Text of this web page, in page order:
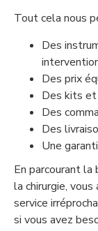
Tout cela nous
Des
Des prix
Des kits
Des
Des
Une
En parcourant
la chirurgie,
service
si vous avez